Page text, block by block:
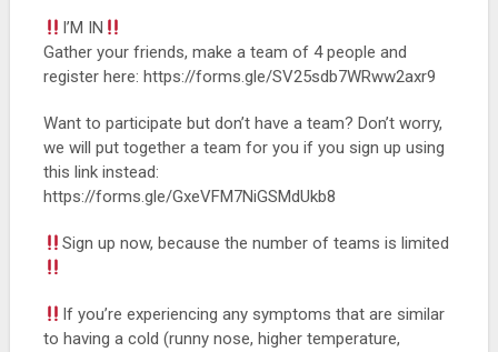
I’M IN
Gather your friends, make a team of 4 people and
register here: https://forms.gle/SV25sdb7WRww2axr9
Want to participate but don’t have a team? Don’t worry,
we will put together a team for you if you sign up using
this link instead:
https://forms.gle/GxeVFM7NiGSMdUkb8
Sign up now, because the number of teams is limited
If you’re experiencing any symptoms that are similar
to having a cold (runny nose, higher temperature,